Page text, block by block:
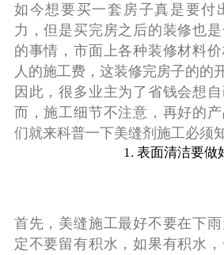
如今想要买一套房子真是要付
力，但是买完房之后的装修也
的事情，市面上各种装修材料
人的施工费，这装修完房子的的
因此，很多业主为了省钱会想
而，施工细节不注意，再好的
们就来科普一下美缝剂施工必须
1. 表面清洁要做
首先，美缝施工最好不要在下
定不要留有积水，如果有积水